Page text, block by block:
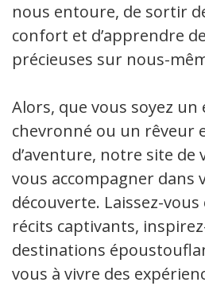
nous entoure, de sortir
confort et d’apprendre
précieuses sur nous-
Alors, que vous soyez
chevronné ou un rêveur
d’aventure, notre site de
vous accompagner dans
découverte. Laissez-
récits captivants,
destinations
vous à vivre des